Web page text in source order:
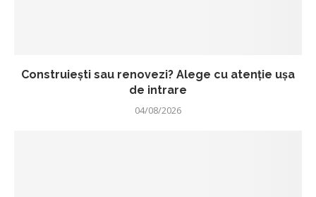
Construiești sau renovezi? Alege cu atenție ușa
de intrare
04/08/2026